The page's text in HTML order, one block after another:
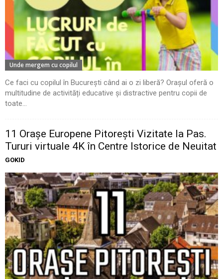
Unde mergem cu copilul
Ce faci cu copilul în București când ai o zi liberă? Orașul oferă o
multitudine de activități educative și distractive pentru copii de
toate...
11 Oraşe Europene Pitoreşti Vizitate la Pas.
Tururi virtuale 4K în Centre Istorice de Neuitat
GOKID